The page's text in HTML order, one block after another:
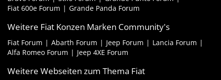
Fiat 600e Forum
Grande Panda Forum
Weitere Fiat Konzen Marken Community's
Fiat Forum Abarth Forum Jeep Forum
Lancia Forum
Alfa Romeo Forum
Jeep 4XE Forum
Weitere Webseiten zum Thema Fiat